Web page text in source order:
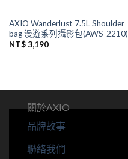
AXIO Wanderlust 7.5L Shoulder
bag 漫遊系列攝影包(AWS-2210)
NT$3,190
關於AXIO
品牌故事
聯絡我們